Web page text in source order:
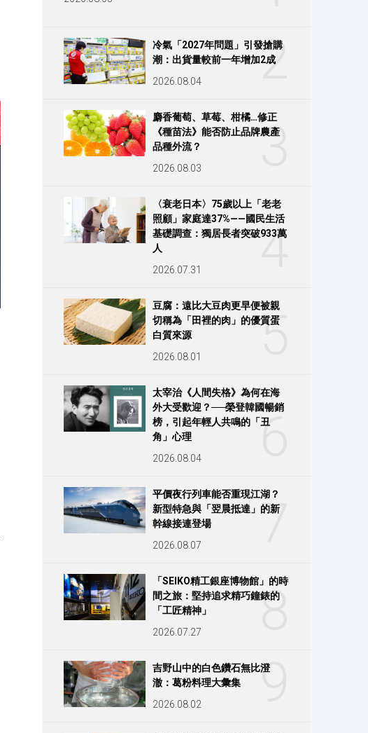
2
冷氣「2027年問題」引發搶購
潮：出貨量較前一年增加2成
2026.08.04
3
麝香葡萄、草莓、柑橘…修正
《種苗法》能否防止品牌農產
品種外流？
2026.08.03
4
〈衰老日本〉75歲以上「老老
照顧」家庭達37%——國民生活
基礎調查：獨居長者突破933萬
人
2026.07.31
5
豆腐：遠比大豆肉更早便被親
切稱為「田裡的肉」的優質蛋
白質來源
2026.08.01
6
太宰治《人間失格》為何在海
外大受歡迎？──榮登韓國暢銷
榜，引起年輕人共鳴的「丑
角」心理
2026.08.04
7
平價夜行列車能否重現江湖？
新型特急與「翌晨抵達」的新
幹線接連登場
2026.08.07
8
「SEIKO精工銀座博物館」的時
間之旅：堅持追求精巧鐘錶的
「工匠精神」
2026.07.27
9
吉野山中的白色鑽石無比澄
澈：葛粉料理大彙集
2026.08.02